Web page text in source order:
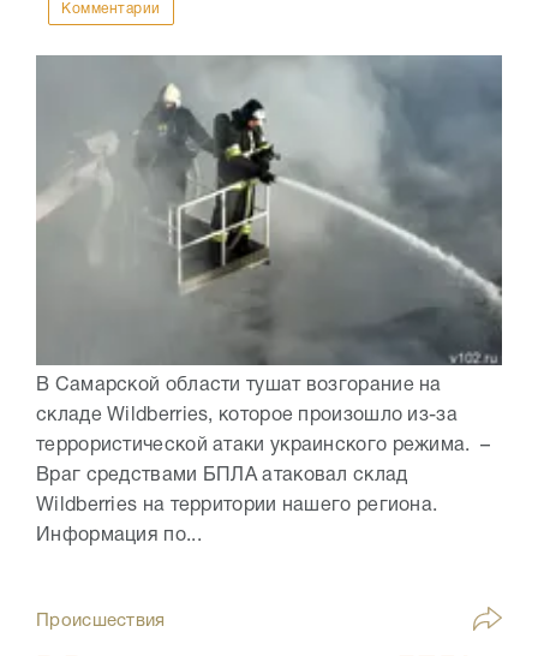
Комментарии
В Самарской области тушат возгорание на
складе Wildberries, которое произошло из-за
террористической атаки украинского режима. –
Враг средствами БПЛА атаковал склад
Wildberries на территории нашего региона.
Информация по...
Происшествия